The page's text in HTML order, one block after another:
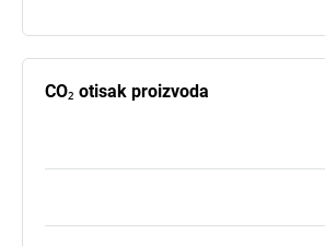
CO₂ otisak proizvoda